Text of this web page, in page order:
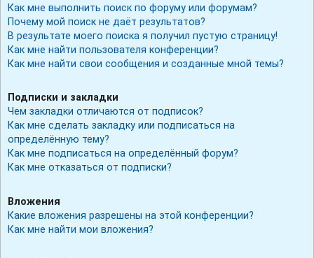
Как мне выполнить поиск по форуму или форумам?
Почему мой поиск не даёт результатов?
В результате моего поиска я получил пустую страницу!
Как мне найти пользователя конференции?
Как мне найти свои сообщения и созданные мной темы?
Подписки и закладки
Чем закладки отличаются от подписок?
Как мне сделать закладку или подписаться на
определённую тему?
Как мне подписаться на определённый форум?
Как мне отказаться от подписки?
Вложения
Какие вложения разрешены на этой конференции?
Как мне найти мои вложения?